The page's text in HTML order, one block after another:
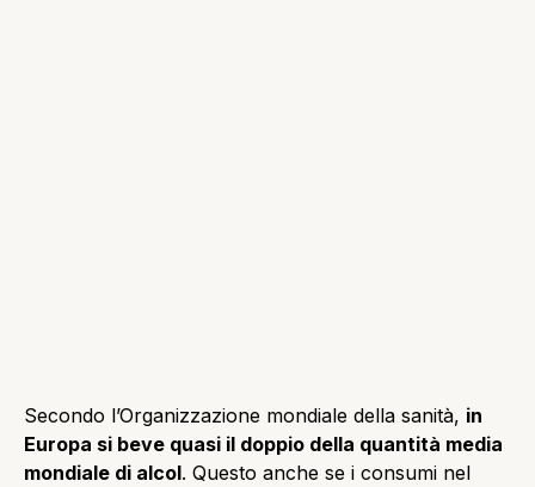
Secondo l’Organizzazione mondiale della sanità, in
Europa si beve quasi il doppio della quantità media
mondiale di alcol. Questo anche se i consumi nel